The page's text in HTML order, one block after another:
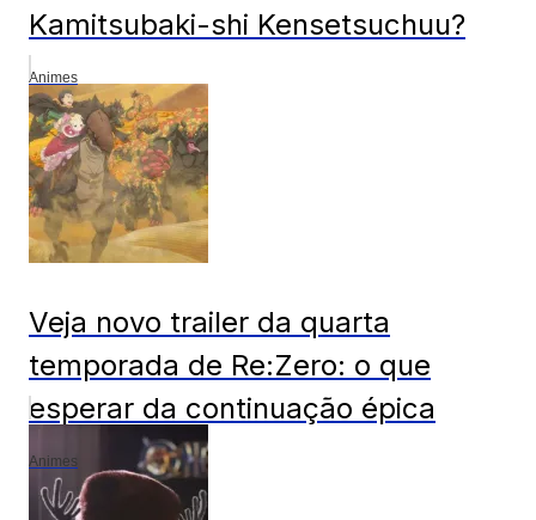
Kamitsubaki-shi Kensetsuchuu?
Animes
Veja novo trailer da quarta
temporada de Re:Zero: o que
esperar da continuação épica
Animes